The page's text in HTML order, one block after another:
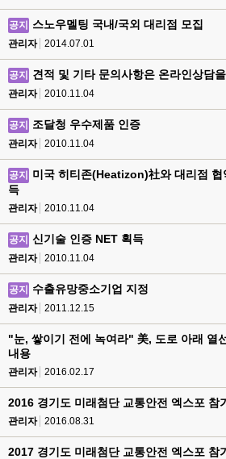
공지 스노우멜팅 국내/국외 대리점 모집
관리자 2014.07.01
공지 견적 및 기타 문의사항은 온라인상담
관리자 2010.11.04
공지 조달청 우수제품 인증
관리자 2010.11.04
공지
미국 히티존(Heatizon)社와 대리점 협
득
관리자 2010.11.04
공지 신기술 인증 NET 획득
관리자 2010.11.04
공지 수출유망중소기업 지정
관리자 2011.12.15
"눈, 쌓이기 전에 녹여라" 美, 도로 아래 열
내용
관리자 2016.02.17
2016 경기도 미래첨단 교통안전 엑스포 참
관리자 2016.08.31
2017 경기도 미래첨단 교통안전 엑스포 참